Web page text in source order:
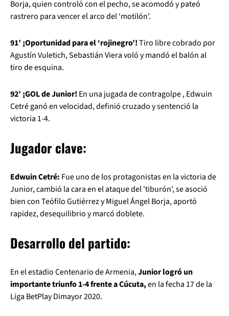
Borja, quien controló con el pecho, se acomodó y pateó
rastrero para vencer el arco del ‘motilón’.
91’ ¡Oportunidad para el ‘rojinegro’!Tiro libre cobrado por
Agustín Vuletich, Sebastián Viera voló y mandó el balón al
tiro de esquina.
92’ ¡GOL de Junior! En una jugada de contragolpe , Edwuin
Cetré ganó en velocidad, definió cruzado y sentenció la
victoria 1-4.
Jugador clave:
Edwuin Cetré: Fue uno de los protagonistas en la victoria de
Junior, cambió la cara en el ataque del 'tiburón', se asoció
bien con Teófilo Gutiérrez y Miguel Ángel Borja, aportó
rapidez, desequilibrio y marcó doblete.
Desarrollo del partido:
En el estadio Centenario de Armenia,Junior logró un
importante triunfo 1-4 frente a Cúcuta,en la fecha 17 de la
Liga BetPlay Dimayor 2020.